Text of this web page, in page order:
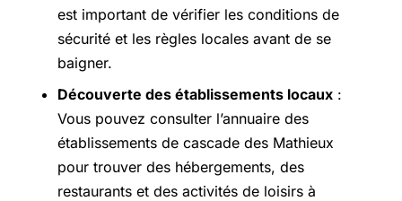
est important de vérifier les conditions de
sécurité et les règles locales avant de se
baigner.
Découverte des établissements locaux :
Vous pouvez consulter l’annuaire des
établissements de cascade des Mathieux
pour trouver des hébergements, des
restaurants et des activités de loisirs à